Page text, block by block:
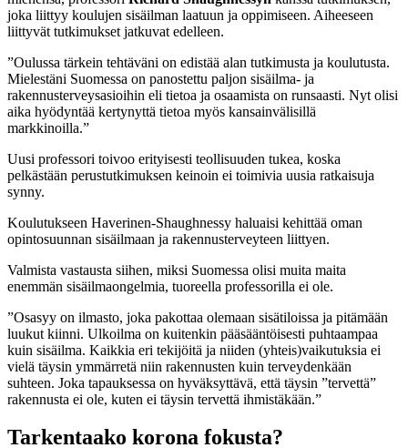
joka liittyy koulujen sisäilman laatuun ja oppimiseen. Aiheeseen
liittyvät tutkimukset jatkuvat edelleen.
”Oulussa tärkein tehtäväni on edistää alan tutkimusta ja koulutusta.
Mielestäni Suomessa on panostettu paljon sisäilma- ja
rakennusterveysasioihin eli tietoa ja osaamista on runsaasti. Nyt olisi
aika hyödyntää kertynyttä tietoa myös kansainvälisillä
markkinoilla.”
Uusi professori toivoo erityisesti teollisuuden tukea, koska
pelkästään perustutkimuksen keinoin ei toimivia uusia ratkaisuja
synny.
Koulutukseen Haverinen-Shaughnessy haluaisi kehittää oman
opintosuunnan sisäilmaan ja rakennusterveyteen liittyen.
Valmista vastausta siihen, miksi Suomessa olisi muita maita
enemmän sisäilmaongelmia, tuoreella professorilla ei ole.
”Osasyy on ilmasto, joka pakottaa olemaan sisätiloissa ja pitämään
luukut kiinni. Ulkoilma on kuitenkin pääsääntöisesti puhtaampaa
kuin sisäilma. Kaikkia eri tekijöitä ja niiden (yhteis)vaikutuksia ei
vielä täysin ymmärretä niin rakennusten kuin terveydenkään
suhteen. Joka tapauksessa on hyväksyttävä, että täysin ”tervettä”
rakennusta ei ole, kuten ei täysin tervettä ihmistäkään.”
Tarkentaako korona fokusta?